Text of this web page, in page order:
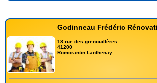
Godinneau Frédéric
18 rue des grenouillères
41200
Romorantin Lanthenay